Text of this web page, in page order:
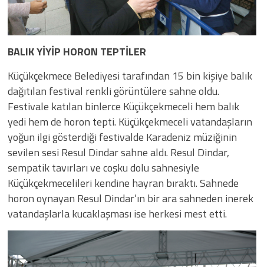
BALIK YİYİP HORON TEPTİLER
Küçükçekmece Belediyesi tarafından 15 bin kişiye balık
dağıtılan festival renkli görüntülere sahne oldu.
Festivale katılan binlerce Küçükçekmeceli hem balık
yedi hem de horon tepti. Küçükçekmeceli vatandaşların
yoğun ilgi gösterdiği festivalde Karadeniz müziğinin
sevilen sesi Resul Dindar sahne aldı. Resul Dindar,
sempatik tavırları ve coşku dolu sahnesiyle
Küçükçekmecelileri kendine hayran bıraktı. Sahnede
horon oynayan Resul Dindar’ın bir ara sahneden inerek
vatandaşlarla kucaklaşması ise herkesi mest etti.